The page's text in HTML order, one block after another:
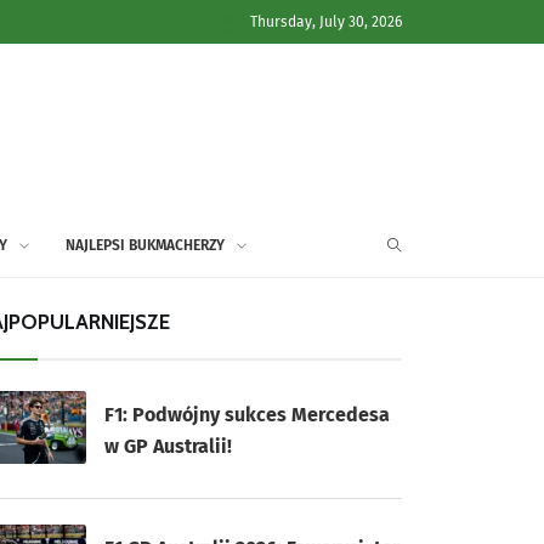
Thursday, July 30, 2026
NAJLEPSI BUKMACHERZY
F1: Podwójny sukces Mercedesa
w GP Australii!